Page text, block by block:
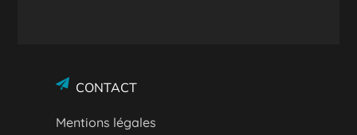
CONTACT
Mentions légales